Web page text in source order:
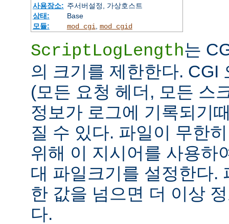
사용장소: 주서버설정, 가상호스트
상태:
Base
모듈:
mod_cgi mod_cgid
ScriptLogLength는
의 크기를 제한한다. CGI
(모든 요청 헤더, 모든 스
정보가 로그에 기록되기
질 수 있다. 파일이 무한
위해 이 지시어를 사용하
대 파일크기를 설정한다.
한 값을 넘으면 더 이상
다.